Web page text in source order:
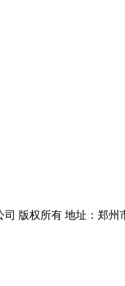
司 版权所有 地址：郑